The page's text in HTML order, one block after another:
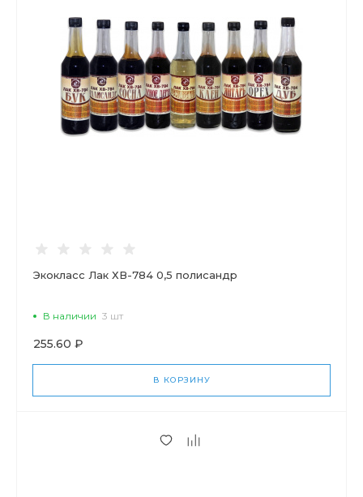
Экокласс Лак ХВ-784 0,5 полисандр
В наличии 3 шт
255.60 ₽
В КОРЗИНУ